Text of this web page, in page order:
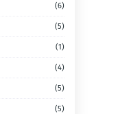
(6)
(5)
(1)
(4)
(5)
(5)